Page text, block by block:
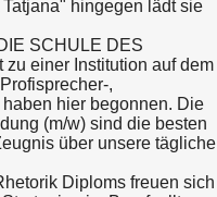
hingegen lädt sie
SCHULE DES
einer Institution auf dem
,
hier begonnen. Die
(m/w) sind die besten
über unsere tägliche
Diploms freuen sich